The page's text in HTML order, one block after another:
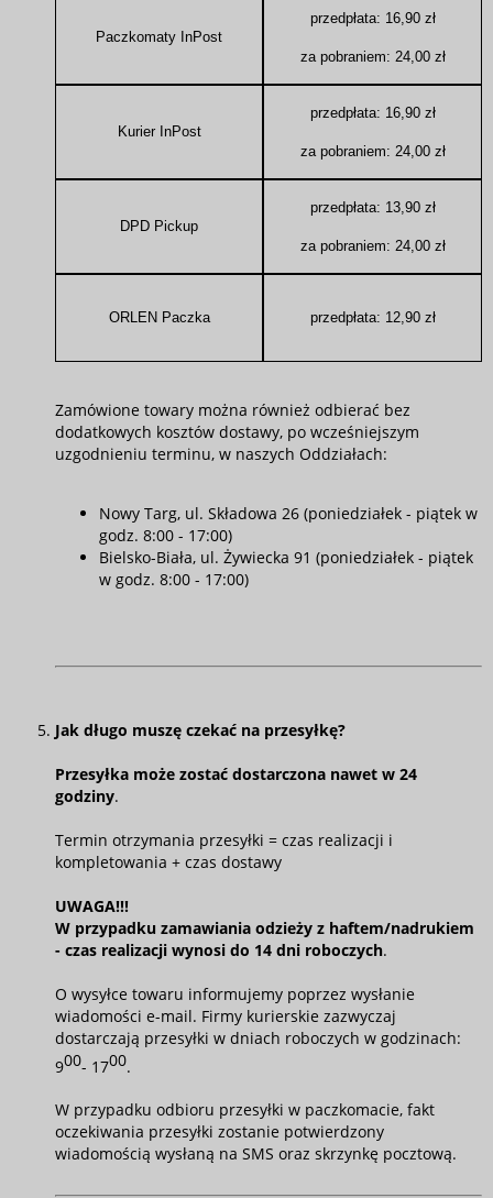
Paczkomaty InPost
przedpłata: 16,90 zł
za pobraniem: 24,00 zł
Kurier InPost
przedpłata: 16,90 zł
za pobraniem: 24,00 zł
DPD Pickup
przedpłata: 13,90 zł
za pobraniem: 24,00 zł
ORLEN Paczka przedpłata: 12,90 zł
Zamówione towary można również odbierać bez
dodatkowych kosztów dostawy, po wcześniejszym
uzgodnieniu terminu, w naszych Oddziałach:
Nowy Targ, ul. Składowa 26 (poniedziałek - piątek w
godz. 8:00 - 17:00)
Bielsko-Biała, ul. Żywiecka 91 (poniedziałek - piątek
w godz. 8:00 - 17:00)
Jak długo muszę czekać na przesyłkę?
Przesyłka może zostać dostarczona nawet w 24
godziny.
Termin otrzymania przesyłki = czas realizacji i
kompletowania + czas dostawy
UWAGA!!!
W przypadku zamawiania odzieży z haftem/nadrukiem
- czas realizacji wynosi do 14 dni roboczych.
O wysyłce towaru informujemy poprzez wysłanie
wiadomości e-mail. Firmy kurierskie zazwyczaj
dostarczają przesyłki w dniach roboczych w godzinach:
900- 1700.
W przypadku odbioru przesyłki w paczkomacie, fakt
oczekiwania przesyłki zostanie potwierdzony
wiadomością wysłaną na SMS oraz skrzynkę pocztową.